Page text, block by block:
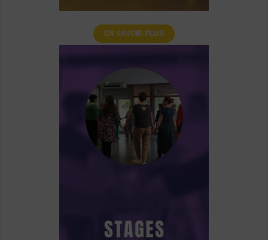
EN SAVOIR PLUS